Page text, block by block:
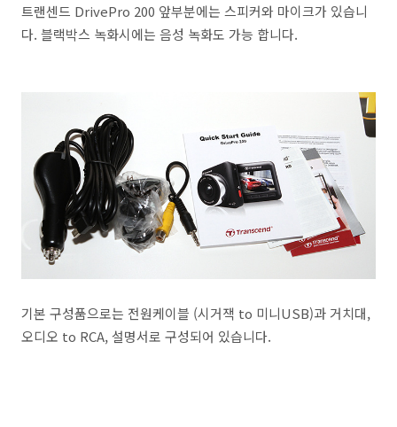
트랜센드 DrivePro 200 앞부분에는 스피커와 마이크가 있습니
다. 블랙박스 녹화시에는 음성 녹화도 가능 합니다.
기본 구성품으로는 전원케이블 (시거잭 to 미니USB)과 거치대,
오디오 to RCA, 설명서로 구성되어 있습니다.